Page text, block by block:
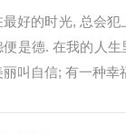
最好的时光, 总会
便是德. 在我的人
丽叫自信; 有一种幸